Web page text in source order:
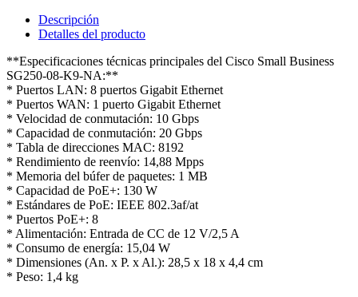
Descripción
Detalles del producto
**Especificaciones técnicas principales del Cisco Small Business
SG250-08-K9-NA:**
* Puertos LAN: 8 puertos Gigabit Ethernet
* Puertos WAN: 1 puerto Gigabit Ethernet
* Velocidad de conmutación: 10 Gbps
* Capacidad de conmutación: 20 Gbps
* Tabla de direcciones MAC: 8192
* Rendimiento de reenvío: 14,88 Mpps
* Memoria del búfer de paquetes: 1 MB
* Capacidad de PoE+: 130 W
* Estándares de PoE: IEEE 802.3af/at
* Puertos PoE+: 8
* Alimentación: Entrada de CC de 12 V/2,5 A
* Consumo de energía: 15,04 W
* Dimensiones (An. x P. x Al.): 28,5 x 18 x 4,4 cm
* Peso: 1,4 kg